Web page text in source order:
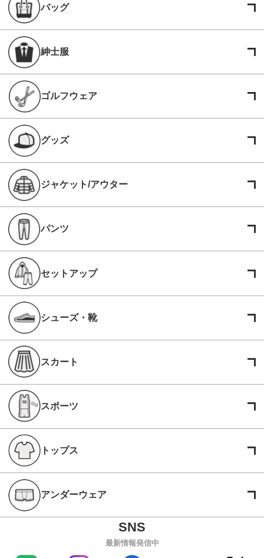
バッグ
紳士服
ゴルフウェア
グッズ
ジャケット/アウター
パンツ
セットアップ
シューズ・靴
スカート
スポーツ
トップス
アンダーウェア
最新情報発信中